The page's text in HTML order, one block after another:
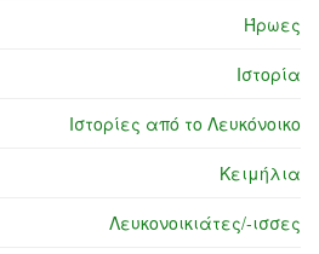
Ήρωες
Ιστορία
Ιστορίες από το Λευκόνοικο
Κειμήλια
Λευκονοικιάτες/-ισσες